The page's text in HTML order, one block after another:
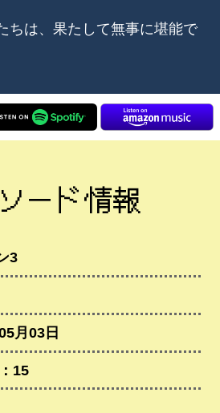
ちは、果たして無事に堪能で
ード情報
3
月03日
15